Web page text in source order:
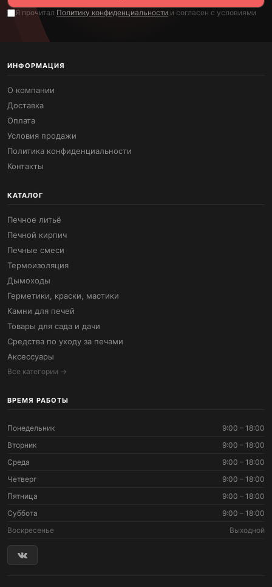
Я прочитал Политику конфиденциальности и согласен с условиями
ИНФОРМАЦИЯ
О компании
Доставка
Оплата
Условия продажи
Политика конфиденциальности
Контакты
КАТАЛОГ
Печное литьё
Печной кирпич
Печные смеси
Термоизоляция
Дымоходы
Герметики, краски, мастики
Камни для печей
Товары для сада и дачи
Средства по уходу за печами
Аксессуары
Все категории →
ВРЕМЯ РАБОТЫ
Понедельник
9:00 – 18:00
Вторник
9:00 – 18:00
Среда
9:00 – 18:00
Четверг
9:00 – 18:00
Пятница
9:00 – 18:00
Суббота
9:00 – 18:00
Воскресенье
Выходной